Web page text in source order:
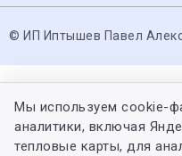
© ИП Иптышев Павел
Мы используем cookie-
аналитики, включая
тепловые карты, для